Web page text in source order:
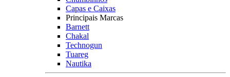
Capas e Caixas
Principais Marcas
Barnett
Chakal
Technogun
Tuareg
Nautika